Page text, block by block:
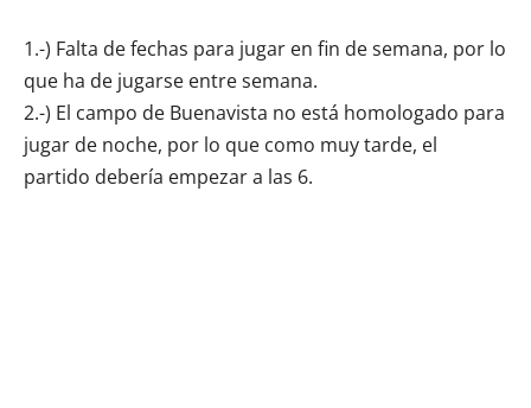
1.-) Falta de fechas para jugar en fin de semana, por lo
que ha de jugarse entre semana.
2.-) El campo de Buenavista no está homologado para
jugar de noche, por lo que como muy tarde, el
partido debería empezar a las 6.